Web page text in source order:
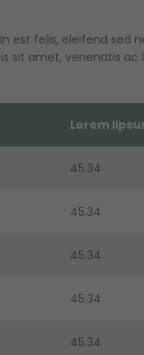
est felis, eleifend sed
sit amet, venenatis ac
Lorem
45.34
45.34
45.34
45.34
45.34